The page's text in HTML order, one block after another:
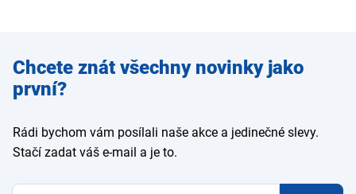
Zadejte
e-mail
Chcete znát všechny novinky jako
první?
Rádi bychom vám posílali naše akce a jedinečné slevy.
Stačí zadat váš e-mail a je to.